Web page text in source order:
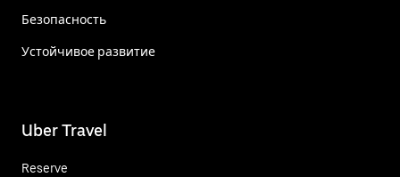
Безопасность
Устойчивое развитие
Uber Travel
Reserve